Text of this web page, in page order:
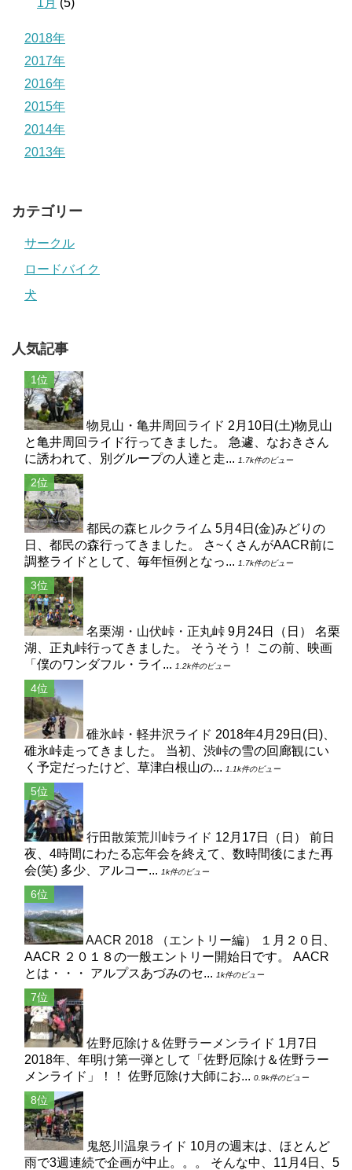
2018年
2017年
2016年
2015年
2014年
2013年
カテゴリー
サークル
ロードバイク
犬
人気記事
物見山・亀井周回ライド 2月10日(土)物見山
と亀井周回ライド行ってきました。 急遽、なおきさん
に誘われて、別グループの人達と走... 1.7k件のビュー
都民の森ヒルクライム 5月4日(金)みどりの
日、都民の森行ってきました。 さ~くさんがAACR前に
調整ライドとして、毎年恒例となっ... 1.7k件のビュー
名栗湖・山伏峠・正丸峠 9月24日（日） 名栗
湖、正丸峠行ってきました。 そうそう！ この前、映画
「僕のワンダフル・ライ... 1.2k件のビュー
碓氷峠・軽井沢ライド 2018年4月29日(日)、
碓氷峠走ってきました。 当初、渋峠の雪の回廊観にい
く予定だったけど、草津白根山の... 1.1k件のビュー
行田散策荒川峠ライド 12月17日（日） 前日
夜、4時間にわたる忘年会を終えて、数時間後にまた再
会(笑) 多少、アルコー... 1k件のビュー
AACR 2018 （エントリー編）
１月２０日、
AACR ２０１８の一般エントリー開始日です。 AACR
とは・・・ アルプスあづみのセ... 1k件のビュー
佐野厄除け＆佐野ラーメンライド 1月7日
2018年、年明け第一弾として「佐野厄除け＆佐野ラー
メンライド」！！ 佐野厄除け大師にお... 0.9k件のビュー
鬼怒川温泉ライド 10月の週末は、ほとんど
雨で3週連続で企画が中止。。。 そんな中、11月4日、5